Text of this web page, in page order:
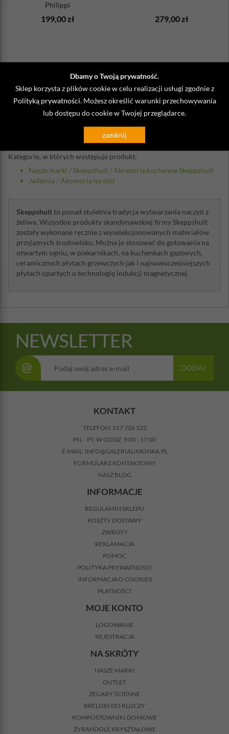
Dbamy o Twoją prywatność.
Sklep korzysta z plików cookie w celu realizacji usługi zgodnie z
Polityką prywatności. Możesz określić warunki przechowywania
lub dostępu do cookie w Twojej przeglądarce.
zamknij
Philippi
199,00 zł 279,00 zł
Opinie o Podstawka korkowa do
zestawu młynków Skeppshult
Kategorie, w których występuje produkt:
Nasze marki /Skeppshult /Akcesoria kuchenne Skeppshult
Jadalnia /Akcesoria na stół
Skeppshultto ponad stuletnia tradycja wytwarzania naczyń z
żeliwa. Wszystkie produkty skandynawskiej firmy Skeppshult
zostały wykonane ręcznie z wyselekcjonowanych materiałów
przyjaznych środowisku. Można je stosować do gotowania na
otwartym ogniu, w piekarnikach, na kuchenkach gazowych,
ceramicznych płytach grzewczych jak i najnowocześniejszych
płytach opartych o technologię indukcji magnetycznej.
NEWSLETTER
@ DODAJ
KONTAKT
TELEFON: 517 726 522
PN. - PT. W GODZ. 9:00 - 17:00
E-MAIL: INFO@GALERIALIMONKA.PL
FORMULARZ KONTAKTOWY
NASZ BLOG
INFORMACJE
REGULAMIN SKLEPU
KOSZTY DOSTAWY
ZWROTY
REKLAMACJA
POMOC
POLITYKA PRYWATNOŚCI
INFORMACJA O COOKIES
PŁATNOŚCI
MOJE KONTO
LOGOWANIE
REJESTRACJA
NA SKRÓTY
NASZE MARKI
OUTLET
ZEGARY ŚCIENNE
BRELOKI DO KLUCZY
KOMPOSTOWNIKI DOMOWE
ŻYRANDOLE KRYSZTAŁOWE